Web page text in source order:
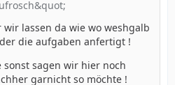
lassen da wie wo weshgalb
die aufgaben anfertigt !
sonst sagen wir hier noch
garnicht so möchte !